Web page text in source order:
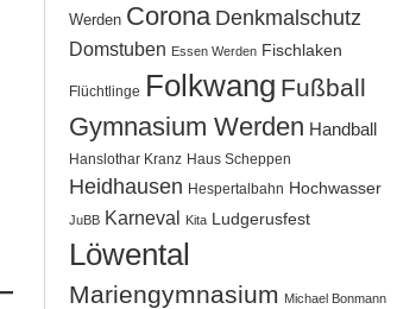
Werden Corona Denkmalschutz
Domstuben Essen Werden Fischlaken
Flüchtlinge Folkwang Fußball
Gymnasium Werden Handball
Hanslothar Kranz Haus Scheppen
Heidhausen Hespertalbahn Hochwasser
JuBB Karneval Kita Ludgerusfest
Löwental
Mariengymnasium Michael Bonmann